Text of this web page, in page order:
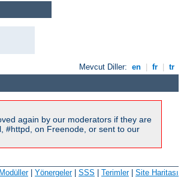
Mevcut Diller: en fr tr
again by our moderators if they are
#httpd, on Freenode, or sent to our
Modüller| Yönergeler| SSS Terimler| Site Haritası